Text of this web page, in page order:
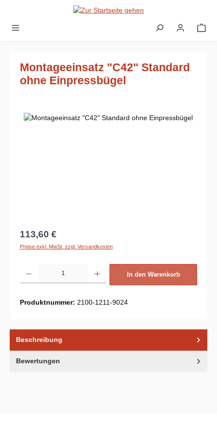
Zum Hauptinhalt springen
Montageeinsatz "C42" Standard
ohne Einpressbügel
Bildergalerie überspringen
Regulärer Preis:
113,60 €
Preise exkl. MwSt. zzgl. Versandkosten
In den Warenkorb
Produktnummer: 2100-1211-9024
Beschreibung
Bewertungen